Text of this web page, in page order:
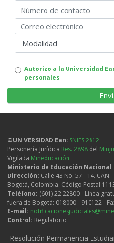
Número de contacto
Correo electrónico
modalidad
Autorizo
uso
de
personales
Autorizo a la Universidad
personales
©UNIVERSIDAD Ean: SNIES 2812
Personería Jurídica Res. 2898 del
Vigilada Mineducación
Ministerio de Educación Nacional
Dirección: Calle 43 No. 57 - 14. CAN.
Bogotá, Colombia. Código Postal
Teléfono: (601) 22 22800 - Línea
fuera de Bogotá: 018000 - 910122 -
E-mail:
Control: Regulatorio
Legales
Resolución Permanencia